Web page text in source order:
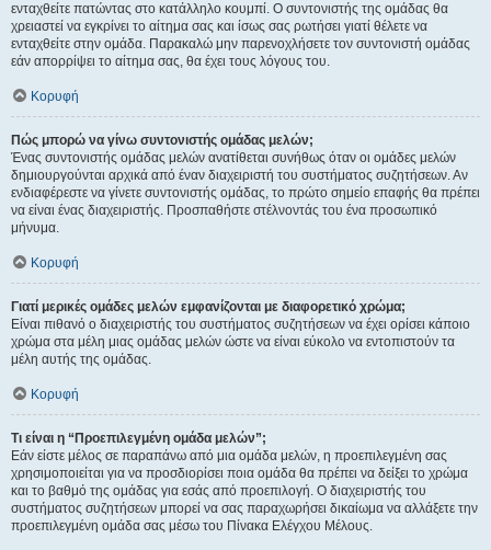
ενταχθείτε πατώντας στο κατάλληλο κουμπί. Ο συντονιστής της ομάδας θα
χρειαστεί να εγκρίνει το αίτημα σας και ίσως σας ρωτήσει γιατί θέλετε να
ενταχθείτε στην ομάδα. Παρακαλώ μην παρενοχλήσετε τον συντονιστή ομάδας
εάν απορρίψει το αίτημα σας, θα έχει τους λόγους του.
Κορυφή
Πώς μπορώ να γίνω συντονιστής ομάδας μελών;
Ένας συντονιστής ομάδας μελών ανατίθεται συνήθως όταν οι ομάδες μελών
δημιουργούνται αρχικά από έναν διαχειριστή του συστήματος συζητήσεων. Αν
ενδιαφέρεστε να γίνετε συντονιστής ομάδας, το πρώτο σημείο επαφής θα πρέπει
να είναι ένας διαχειριστής. Προσπαθήστε στέλνοντάς του ένα προσωπικό
μήνυμα.
Κορυφή
Γιατί μερικές ομάδες μελών εμφανίζονται με διαφορετικό χρώμα;
Είναι πιθανό ο διαχειριστής του συστήματος συζητήσεων να έχει ορίσει κάποιο
χρώμα στα μέλη μιας ομάδας μελών ώστε να είναι εύκολο να εντοπιστούν τα
μέλη αυτής της ομάδας.
Κορυφή
Τι είναι η “Προεπιλεγμένη ομάδα μελών”;
Εάν είστε μέλος σε παραπάνω από μια ομάδα μελών, η προεπιλεγμένη σας
χρησιμοποιείται για να προσδιορίσει ποια ομάδα θα πρέπει να δείξει το χρώμα
και το βαθμό της ομάδας για εσάς από προεπιλογή. Ο διαχειριστής του
συστήματος συζητήσεων μπορεί να σας παραχωρήσει δικαίωμα να αλλάξετε την
προεπιλεγμένη ομάδα σας μέσω του Πίνακα Ελέγχου Μέλους.